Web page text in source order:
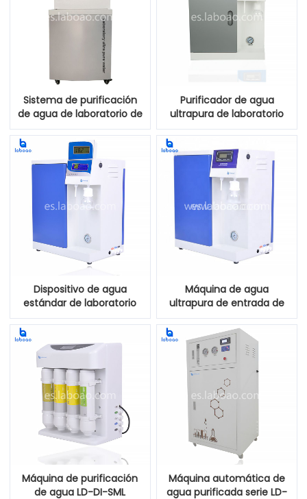
Sistema de purificación
de agua de laboratorio de
aplicaciones de ciencias
de la vida de pie
Purificador de agua
ultrapura de laboratorio
automático de alta
Dispositivo de agua
estándar de laboratorio
nacional Sistema de filtro
Máquina de agua
ultrapura de entrada de
agua del grifo de
laboratorio
Máquina de purificación
de agua LD-DI-SML
Máquina automática de
agua purificada serie LD-